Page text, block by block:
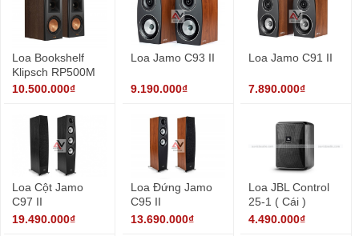
Loa Bookshelf
Klipsch RP500M
10.500.000₫
Loa Jamo C93 II
9.190.000₫
Loa Jamo C91 II
7.890.000₫
Loa Cột Jamo
C97 II
19.490.000₫
Loa Đứng Jamo
C95 II
13.690.000₫
Loa JBL Control
25-1 ( Cái )
4.490.000₫